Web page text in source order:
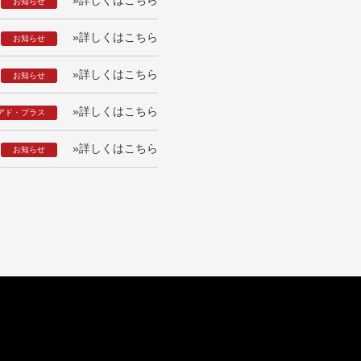
お知らせ »詳しくはこちら
お知らせ »詳しくはこちら
ド・プラス »詳しくはこちら
お知らせ »詳しくはこちら